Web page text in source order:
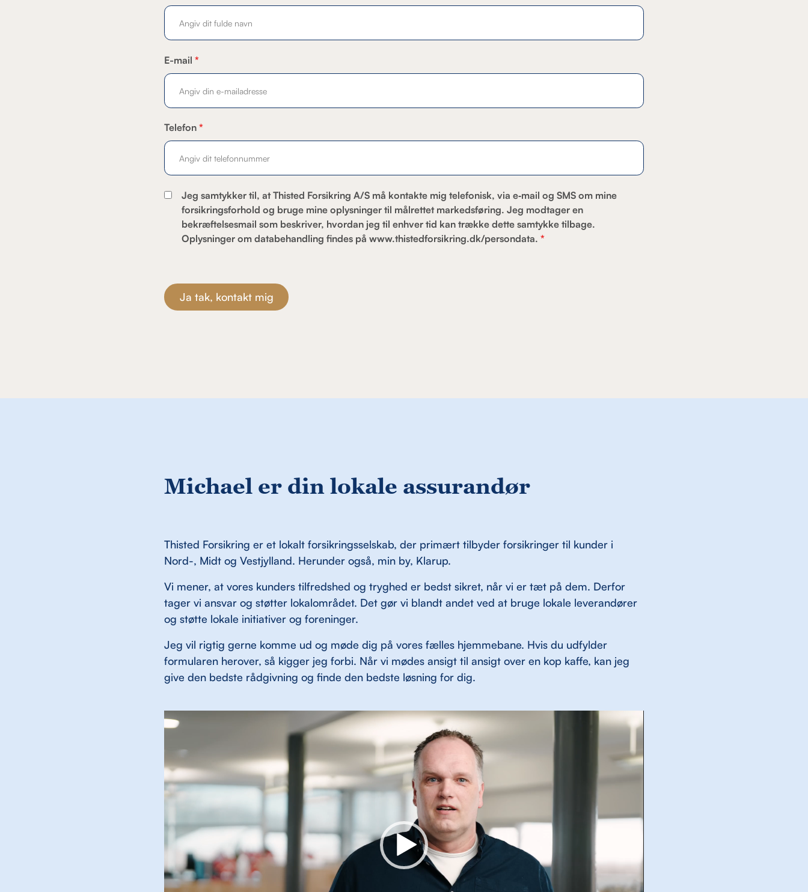
E-mail*
Telefon*
Jeg samtykker til, at Thisted Forsikring A/S må kontakte mig telefonisk, via e‑mail og SMS om mine
forsikringsforhold og bruge mine oplysninger til målrettet markedsføring. Jeg modtager en
bekræftelsesmail som beskriver, hvordan jeg til enhver tid kan trække dette samtykke tilbage.
Oplysninger om databehandling findes på www.thistedforsikring.dk/persondata.*
Michael er din lokale assurandør
Thisted Forsikring er et lokalt forsikringsselskab, der primært tilbyder forsikringer til kunder i
Nord-, Midt og Vestjylland. Herunder også, min by, Klarup.
Vi mener, at vores kunders tilfredshed og tryghed er bedst sikret, når vi er tæt på dem. Derfor
tager vi ansvar og støtter lokalområdet. Det gør vi blandt andet ved at bruge lokale leverandører
og støtte lokale initiativer og foreninger.
Jeg vil rigtig gerne komme ud og møde dig på vores fælles hjemmebane. Hvis du udfylder
formularen herover, så kigger jeg forbi. Når vi mødes ansigt til ansigt over en kop kaffe, kan jeg
give den bedste rådgivning og finde den bedste løsning for dig.
Videoafspiller